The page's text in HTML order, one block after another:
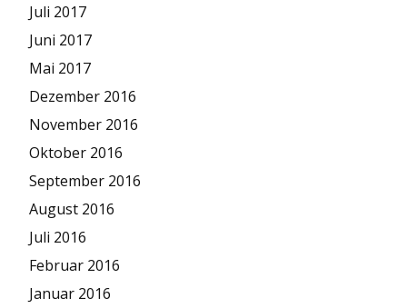
Juli 2017
Juni 2017
Mai 2017
Dezember 2016
November 2016
Oktober 2016
September 2016
August 2016
Juli 2016
Februar 2016
Januar 2016